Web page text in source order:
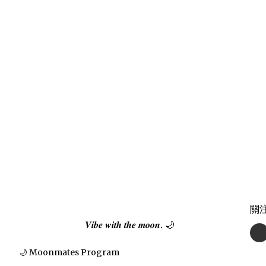
𝑽𝒊𝒃𝒆 𝒘𝒊𝒕𝒉 𝒕𝒉𝒆 𝒎𝒐𝒐𝒏. 🌙
🌙 Moonmates Program
關